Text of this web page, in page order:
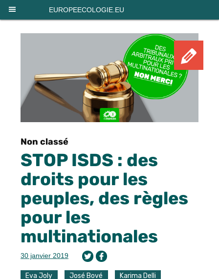
EUROPEECOLOGIE.EU
Non classé
STOP ISDS : des
droits pour les
peuples, des règles
pour les
multinationales
30 janvier 2019
Eva Joly José Bové
Karima Delli